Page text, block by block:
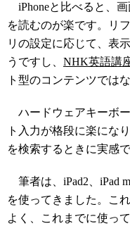
iPhoneと比べると、
を読むのが楽です。リ
リの設定に応じて、表
うですし、 NHK英語講
ト型のコンテンツでは
ハードウェアキーボー
ト入力が格段に楽にな
を検索するときに実感で
筆者は、iPad2、iPad
を使ってきました。こ
よく、これまでに使っ